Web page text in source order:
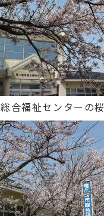
総合福祉センターの桜